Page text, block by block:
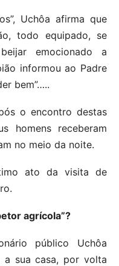
Uchôa afirma que
todo equipado, se
emocionado a
informou ao Padre
bem”…..
o encontro destas
homens receberam
no meio da noite.
ato da visita de
agrícola”?
público Uchôa
sua casa, por volta